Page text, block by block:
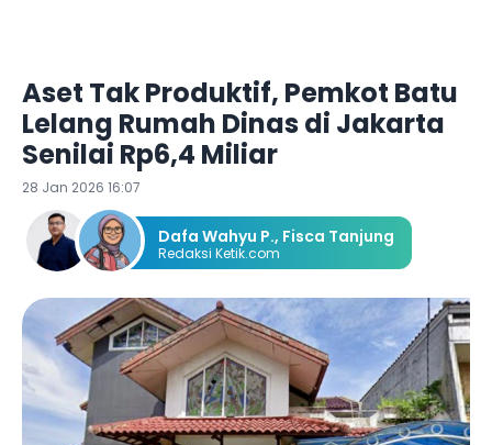
Aset Tak Produktif, Pemkot Batu
Lelang Rumah Dinas di Jakarta
Senilai Rp6,4 Miliar
28 Jan 2026 16:07
Dafa Wahyu P., Fisca Tanjung
Redaksi Ketik.com